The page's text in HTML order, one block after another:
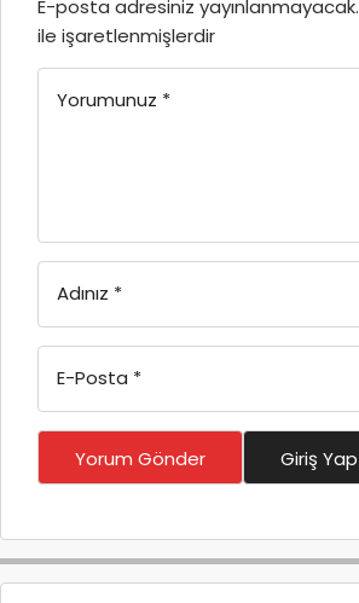
E-posta adresiniz yayınlanmayacak.
ile işaretlenmişlerdir
Yorumunuz *
Adınız *
E-Posta *
Yorum Gönder Giriş Yap